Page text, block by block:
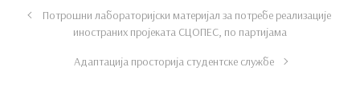
Потрошни лабораторијски материјал за потребе реализације
иностраних пројеката СЦОПЕС, по партијама
Адаптација просторија студентске службе